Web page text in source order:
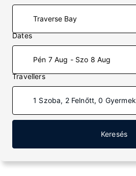
Dates
Pén 7 Aug - Szo 8 Aug
Travellers
1 Szoba, 2 Felnőtt, 0 Gyermek
Keresés